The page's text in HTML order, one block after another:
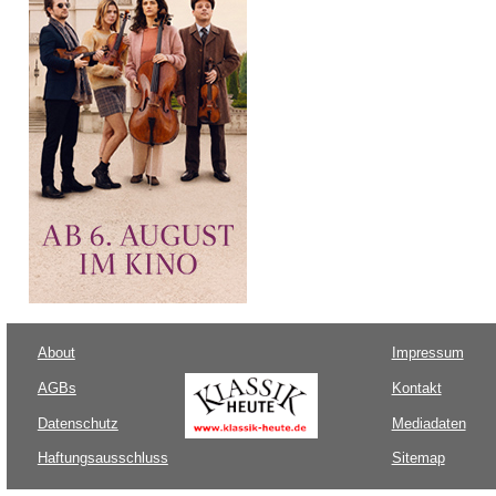
About
AGBs
Datenschutz
Haftungsausschluss
Impressum
Kontakt
Mediadaten
Sitemap